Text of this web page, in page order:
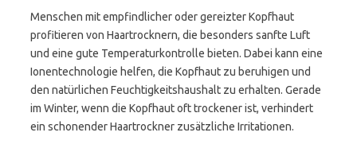
Menschen mit empfindlicher oder gereizter Kopfhaut
profitieren von Haartrocknern, die besonders sanfte Luft
und eine gute Temperaturkontrolle bieten. Dabei kann eine
Ionentechnologie helfen, die Kopfhaut zu beruhigen und
den natürlichen Feuchtigkeitshaushalt zu erhalten. Gerade
im Winter, wenn die Kopfhaut oft trockener ist, verhindert
ein schonender Haartrockner zusätzliche Irritationen.